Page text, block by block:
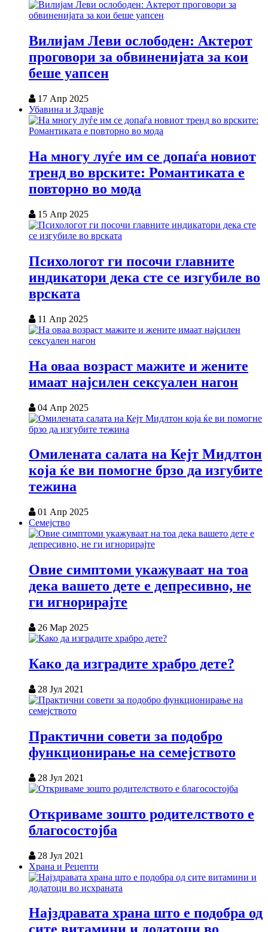
Вилијам Леви ослободен: Актерот
проговори за обвиненијата за кои
беше уапсен
17 Апр 2025
Убавина и Здравје
На многу луѓе им се допаѓа новиот
тренд во врските: Романтиката е
повторно во мода
15 Апр 2025
Психологот ги посочи главните
индикатори дека сте се изгубиле во
врската
11 Апр 2025
На оваа возраст мажите и жените
имаат најсилен сексуален нагон
04 Апр 2025
Омилената салата на Кејт Мидлтон
која ќе ви помогне брзо да изгубите
тежина
01 Апр 2025
Семејство
Овие симптоми укажуваат на тоа
дека вашето дете е депресивно, не
ги игнорирајте
26 Мар 2025
Како да изградите храбро дете?
28 Јул 2021
Практични совети за подобро
функционирање на семејството
28 Јул 2021
Откриваме зошто родителството е
благосостојба
28 Јул 2021
Храна и Рецепти
Најздравата храна што е подобра од